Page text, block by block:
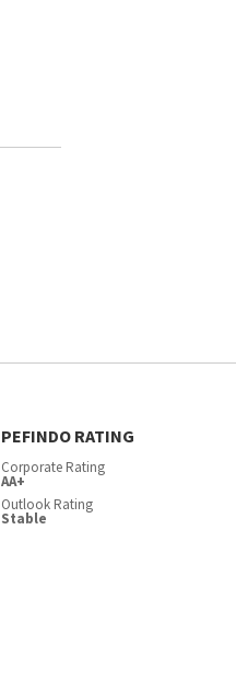
PEFINDO RATING
Corporate Rating
AA+
Outlook Rating
Stable